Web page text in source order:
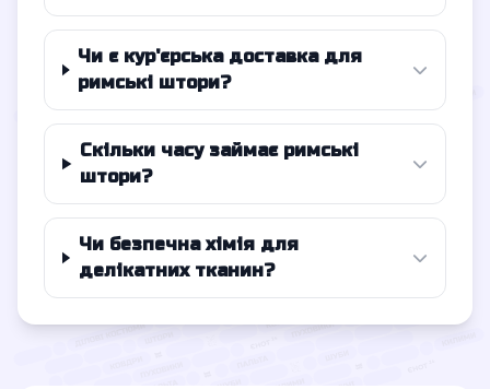
Чи є кур'єрська доставка для
римські штори?
Скільки часу займає римські
штори?
Чи безпечна хімія для
делікатних тканин?